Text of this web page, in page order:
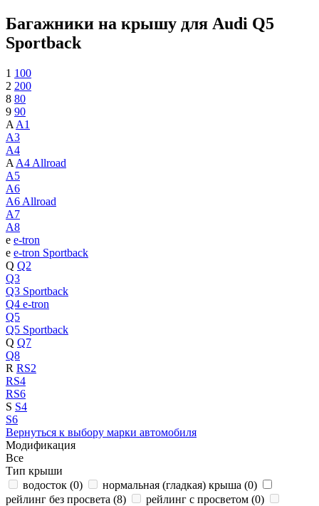
Багажники на крышу для Audi Q5
Sportback
1 100
2 200
8 80
9 90
A A1
A3
A4
A A4 Allroad
A5
A6
A6 Allroad
A7
A8
e e-tron
e e-tron Sportback
Q Q2
Q3
Q3 Sportback
Q4 e-tron
Q5
Q5 Sportback
Q Q7
Q8
R RS2
RS4
RS6
S S4
S6
Вернуться к выбору марки автомобиля
Модификация
Все
Тип крыши
водосток (0) нормальная (гладкая) крыша (0)
рейлинг без просвета (8) рейлинг с просветом (0)